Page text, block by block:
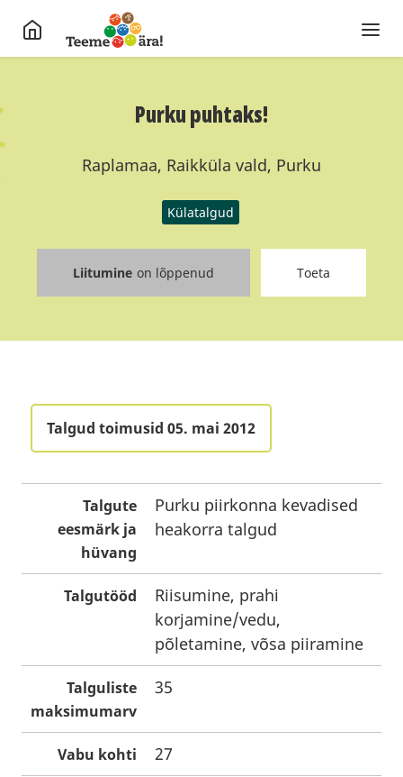
Purku puhtaks!
Raplamaa, Raikküla vald, Purku
Külatalgud
Liitumine on lõppenud Toeta
Talgud toimusid 05. mai 2012
Talgute
eesmärk ja
hüvang
Purku piirkonna kevadised
heakorra talgud
Talgutööd
Riisumine, prahi
korjamine/vedu,
põletamine, võsa piiramine
Talguliste
maksimumarv
35
Vabu kohti 27